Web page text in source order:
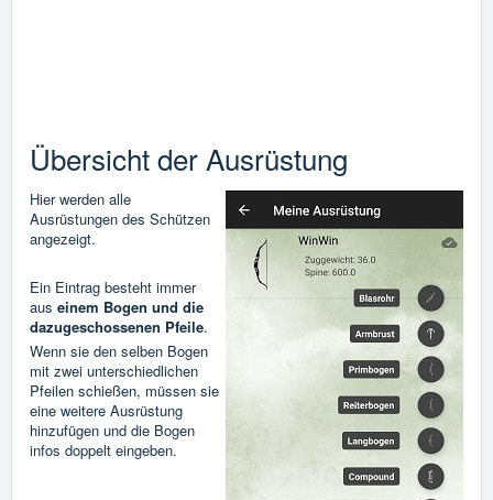
Übersicht der Ausrüstung
Hier werden alle
Ausrüstungen des Schützen
angezeigt.
Ein Eintrag besteht immer
aus einem Bogen und die
dazugeschossenen Pfeile.
Wenn sie den selben Bogen
mit zwei unterschiedlichen
Pfeilen schießen, müssen sie
eine weitere Ausrüstung
hinzufügen und die Bogen
infos doppelt eingeben.